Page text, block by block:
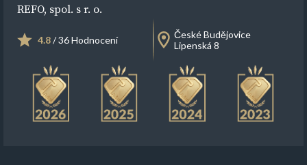
REFO, spol. s r. o.
4.8/ 36 Hodnocení
České Budějovice
Lipenská 8